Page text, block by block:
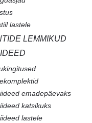
lastele
LEMMIKUD
emadepäevaks
katsikuks
lastele